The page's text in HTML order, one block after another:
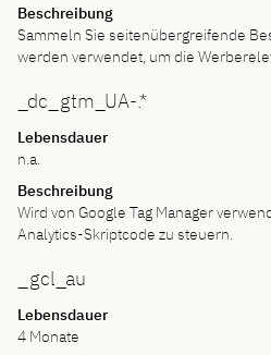
Beschreibung
Sammeln Sie seitenübergreifende
werden verwendet, um die
_dc_gtm_UA-.*
Lebensdauer
n.a.
Beschreibung
Wird von Google Tag Manager
Analytics-Skriptcode zu steuern.
_gcl_au
Lebensdauer
4 Monate